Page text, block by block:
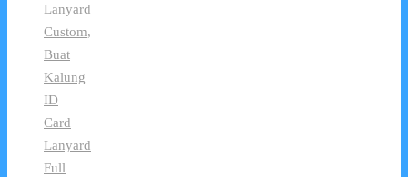
Lanyard
Custom,
Buat
Kalung
ID
Card
Lanyard
Full